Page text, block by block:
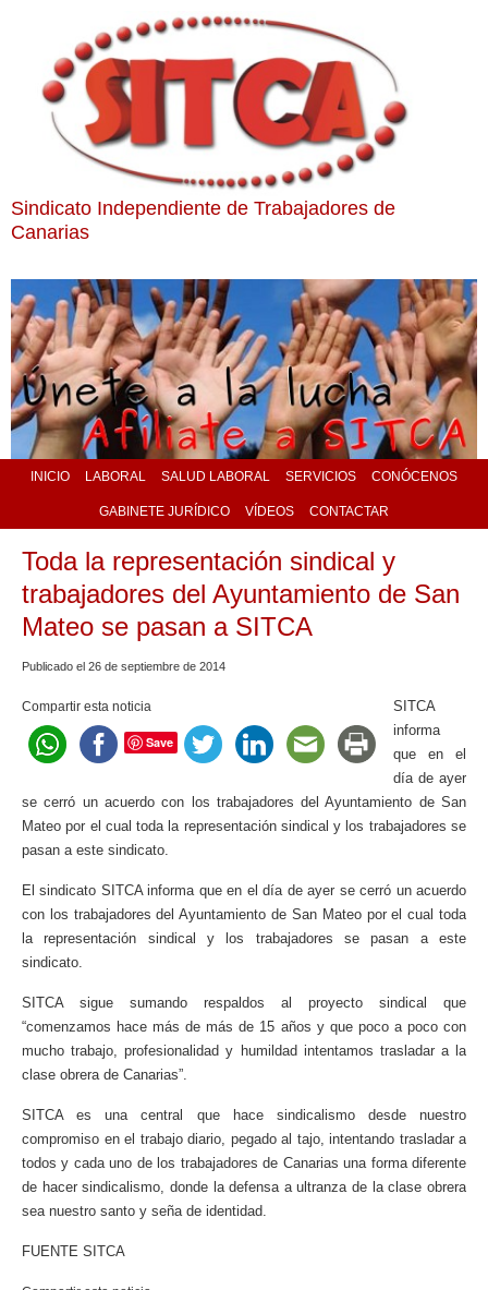
Sindicato Independiente de Trabajadores de
Canarias
INICIO LABORAL SALUD LABORAL SERVICIOS CONÓCENOS
GABINETE JURÍDICO VÍDEOS CONTACTAR
Toda la representación sindical y
trabajadores del Ayuntamiento de San
Mateo se pasan a SITCA
Publicado el 26 de septiembre de 2014
Compartir esta noticia
Save
SITCA
informa
que en el
día de ayer
se cerró un acuerdo con los trabajadores del Ayuntamiento de San
Mateo por el cual toda la representación sindical y los trabajadores se
pasan a este sindicato.
El sindicato SITCA informa que en el día de ayer se cerró un acuerdo
con los trabajadores del Ayuntamiento de San Mateo por el cual toda
la representación sindical y los trabajadores se pasan a este
sindicato.
SITCA sigue sumando respaldos al proyecto sindical que
“comenzamos hace más de más de 15 años y que poco a poco con
mucho trabajo, profesionalidad y humildad intentamos trasladar a la
clase obrera de Canarias”.
SITCA es una central que hace sindicalismo desde nuestro
compromiso en el trabajo diario, pegado al tajo, intentando trasladar a
todos y cada uno de los trabajadores de Canarias una forma diferente
de hacer sindicalismo, donde la defensa a ultranza de la clase obrera
sea nuestro santo y seña de identidad.
FUENTE SITCA